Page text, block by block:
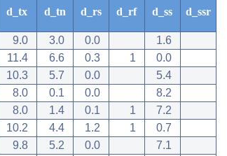
d_tx d_tn d_rs d_rf d_ss d_ssr
9.0 3.0 0.0
1.6
11.4 6.6 0.3 1
0.0
10.3 5.7 0.0
5.4
8.0 0.1 0.0
8.2
8.0 1.4 0.1 1
7.2
10.2 4.4 1.2 1
0.7
9.8 5.2 0.0
7.1